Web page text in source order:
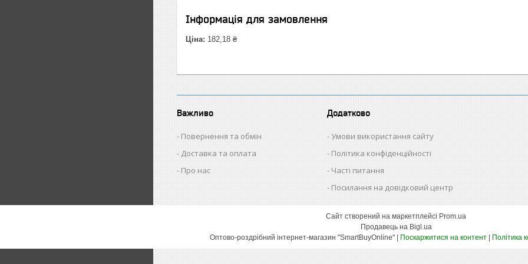
Інформація для замовлення
Ціна: 182,18 ₴
Важливо
Повернення та обмін
Доставка та оплата
Про нас
Додатково
Умови використання сайту
Політика конфіденційності
Часті питання
Посилання на довідковий центр
Сайт створений на маркетплейсі Prom.ua
Продавець на Bigl.ua
Поскаржитися на контент Політика